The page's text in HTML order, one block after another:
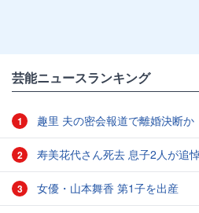
芸能ニュースランキング
1 趣里 夫の密会報道で離婚決断か
2 寿美花代さん死去 息子2人が追
3 女優・山本舞香 第1子を出産